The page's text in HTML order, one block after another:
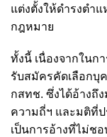
แต่งตั้งให้ดำรงตำ
กฎหมาย
ทั้งนี้ เนื่องจากในก
รับสมัครคัดเลือกบุ
กสทช. ซึ่งได้อ้างถึ
ความถี่ฯ และมติที่
เป็นการอ้างที่ไม่ช